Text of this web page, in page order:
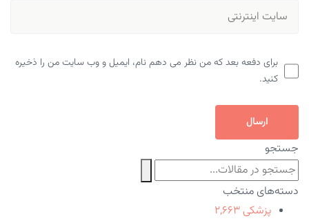
برای دفعه بعد که من نظر می دهم نام، ایمیل و وب سایت من را ذخیره
کنید.
ارسال
جستجو
دسته‌های منتخب
پزشکی ۲,۶۶۳